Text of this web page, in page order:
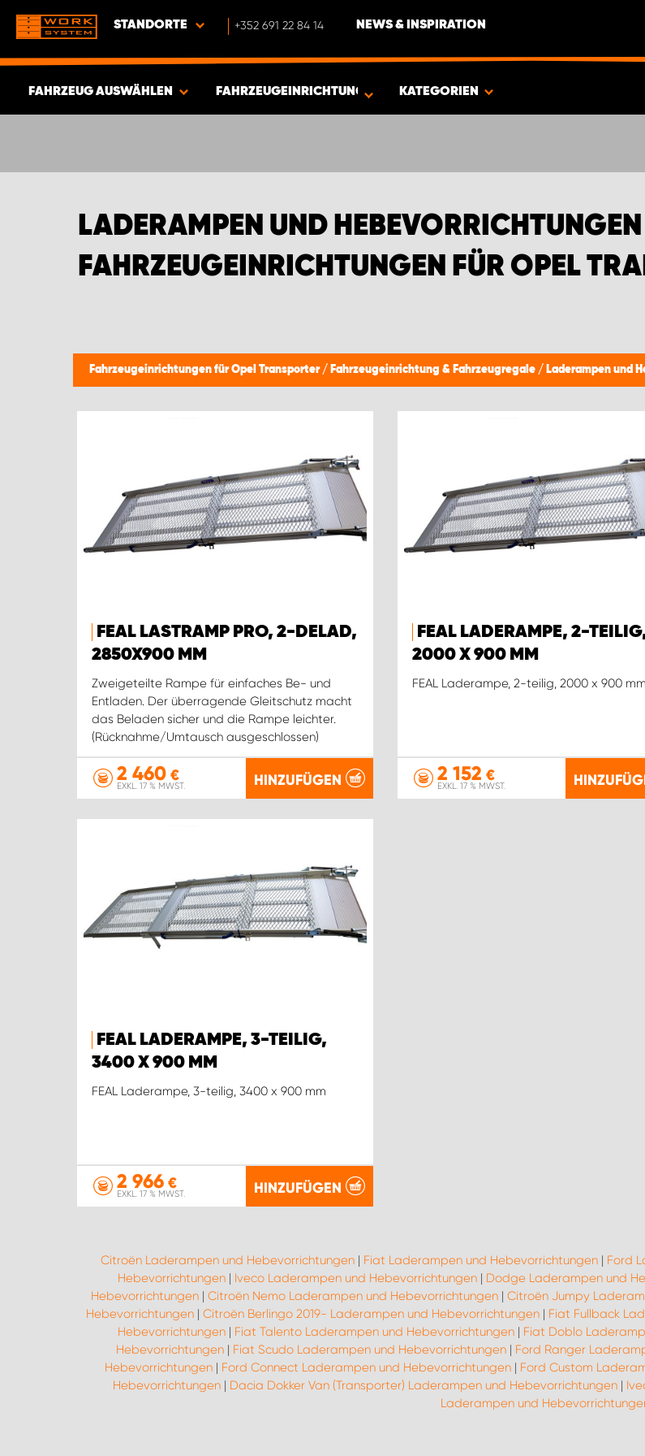
STANDORTE +352 691 22 84 14 NEWS & INSPIRATION
FAHRZEUG AUSWÄHLEN
ARTIKEL
FAHRZEUGEINRICHTUNGEN FÜR OPEL TRANSPORTER
KATEGORIEN
LADERAMPEN UND HEBEVORRICHTUNGEN
FAHRZEUGEINRICHTUNGEN FÜR OPEL
Fahrzeugeinrichtungen für Opel Transporter / Fahrzeugeinrichtung & Fahrzeugregale / Laderampen und
FEAL LASTRAMP PRO, 2-DELAD,
2850X900 MM
Zweigeteilte Rampe für einfaches Be- und
Entladen. Der überragende Gleitschutz macht
das Beladen sicher und die Rampe leichter.
(Rücknahme/Umtausch ausgeschlossen)
2 460 €
EXKL. 17 % MWST. HINZUFÜGEN
FEAL LADERAMPE, 2-
2000 X 900 MM
FEAL Laderampe, 2-teilig, 2000 x 900 mm
2 152 €
EXKL. 17 % MWST.
FEAL LADERAMPE, 3-TEILIG,
3400 X 900 MM
FEAL Laderampe, 3-teilig, 3400 x 900 mm
2 966 €
EXKL. 17 % MWST. HINZUFÜGEN
Citroën Laderampen und Hebevorrichtungen | Fiat Laderampen und Hebevorrichtungen | Ford
Hebevorrichtungen | Iveco Laderampen und Hebevorrichtungen | Dodge Laderampen und
Hebevorrichtungen| Citroën Nemo Laderampen und Hebevorrichtungen| Citroën Jumpy
Hebevorrichtungen | Citroën Berlingo 2019- Laderampen und Hebevorrichtungen | Fiat Fullback
Hebevorrichtungen | Fiat Talento Laderampen und Hebevorrichtungen | Fiat Doblo
Hebevorrichtungen| Fiat Scudo Laderampen und Hebevorrichtungen| Ford Ranger
Hebevorrichtungen | Ford Connect Laderampen und Hebevorrichtungen | Ford Custom
Hebevorrichtungen| Dacia Dokker Van (Transporter) Laderampen und Hebevorrichtungen|
Laderampen und